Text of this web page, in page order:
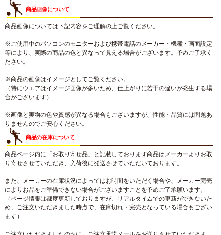
商品画像について
商品画像については下記内容をご理解の上ご覧ください。
※ご使用中のパソコンのモニターおよび携帯電話のメーカー・機種・画面設定
等により、実際の商品の色と異なって見える場合がございます。予めご了承く
ださい。
※商品の画像はイメージとしてご覧ください。
（特にウエアはイメージ画像が多いため、仕上がりに若干の違いが発生する場
合がございます）
※画像と実物の色や質感が異なる場合もございますが、性能・品質には問題あ
りませんのでご安心ください。
商品の在庫について
商品ページ内に「お取り寄せ品」と記載しております商品はメーカーよりお取
り寄せさせていただき、入荷後に発送させていただいております。
また、メーカーの在庫状況によってはお時間をいただく場合や、メーカー完売
によりお品をご準備できない場合がございますことを予めご了承願います。
（ページ情報は都度更新しておりますが、リアルタイムでの更新ができないた
め、ご注文いただきました時点で、在庫切れ・完売となっている場合もござい
ます）